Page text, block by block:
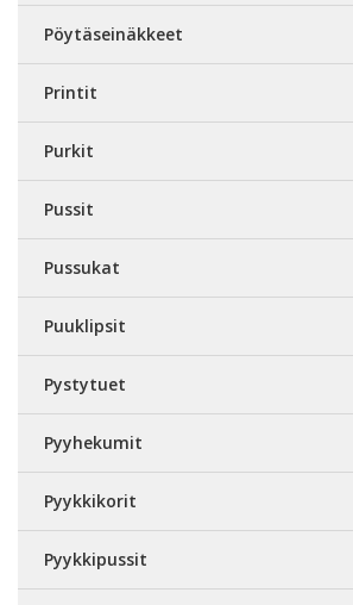
Pöytäseinäkkeet
Printit
Purkit
Pussit
Pussukat
Puuklipsit
Pystytuet
Pyyhekumit
Pyykkikorit
Pyykkipussit